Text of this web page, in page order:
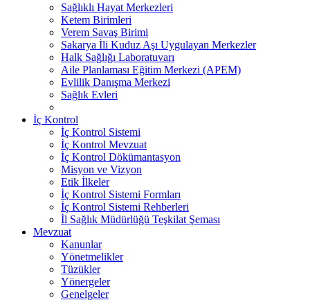
Sağlıklı Hayat Merkezleri
Ketem Birimleri
Verem Savaş Birimi
Sakarya İli Kuduz Aşı Uygulayan Merkezler
Halk Sağlığı Laboratuvarı
Aile Planlaması Eğitim Merkezi (APEM)
Evlilik Danışma Merkezi
Sağlık Evleri
İç Kontrol
İç Kontrol Sistemi
İç Kontrol Mevzuat
İç Kontrol Dökümantasyon
Misyon ve Vizyon
Etik İlkeler
İç Kontrol Sistemi Formları
İç Kontrol Sistemi Rehberleri
İl Sağlık Müdürlüğü Teşkilat Şeması
Mevzuat
Kanunlar
Yönetmelikler
Tüzükler
Yönergeler
Genelgeler